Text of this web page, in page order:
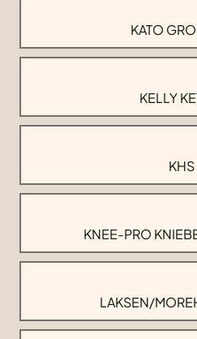
KATO
KELLY
KHS
KNEE-PRO
LAKSEN/